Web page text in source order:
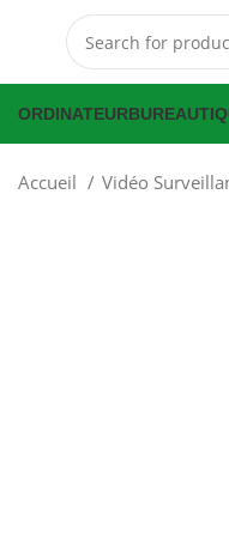
ORDINATEUR
Accueil Vidéo